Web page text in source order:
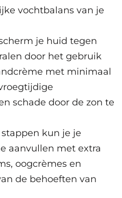
vochtbalans van je
je huid tegen
door het gebruik
met minimaal
schade door de zon te
kun je je
aanvullen met extra
oogcrèmes en
de behoeften van